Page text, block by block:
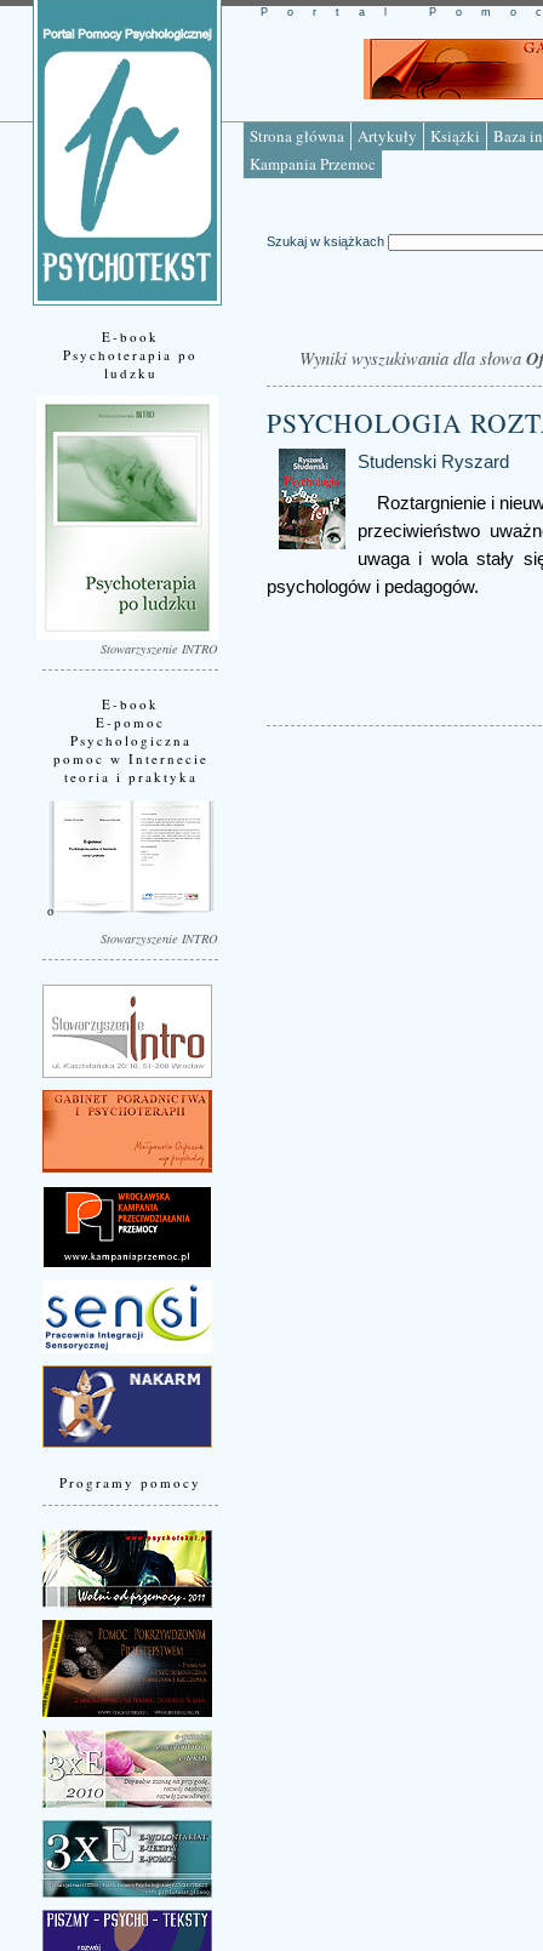
Strona główna Artykuły Książki
Baza
Kampania Przemoc
Portal
E-book
Psychoterapia po
ludzku
Stowarzyszenie INTRO
E-book
E-pomoc
Psychologiczna
pomoc w Internecie
teoria i praktyka
Stowarzyszenie INTRO
Programy pomocy
Szukaj w książkach
Wyniki wyszukiwania dla słowa
PSYCHOLOGIA
Studenski Ryszard
Roztargnienie i
przeciwieństwo
uwaga i wola stały
psychologów i pedagogów.